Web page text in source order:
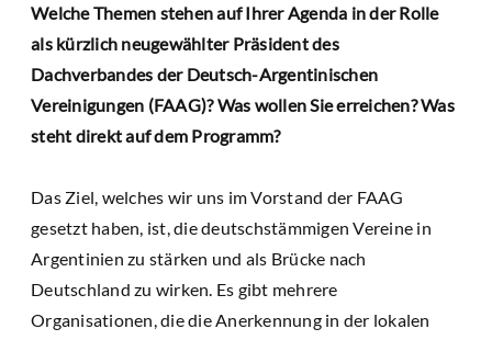
Welche Themen stehen auf Ihrer Agenda in der Rolle
als kürzlich neugewählter Präsident des
Dachverbandes der Deutsch-Argentinischen
Vereinigungen (FAAG)? Was wollen Sie erreichen? Was
steht direkt auf dem Programm?
Das Ziel, welches wir uns im Vorstand der FAAG
gesetzt haben, ist, die deutschstämmigen Vereine in
Argentinien zu stärken und als Brücke nach
Deutschland zu wirken. Es gibt mehrere
Organisationen, die die Anerkennung in der lokalen